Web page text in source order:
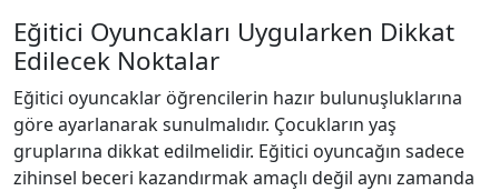
Eğitici Oyuncakları Uygularken Dikkat
Edilecek Noktalar
Eğitici oyuncaklar öğrencilerin hazır bulunuşluklarına
göre ayarlanarak sunulmalıdır. Çocukların yaş
gruplarına dikkat edilmelidir. Eğitici oyuncağın sadece
zihinsel beceri kazandırmak amaçlı değil aynı zamanda